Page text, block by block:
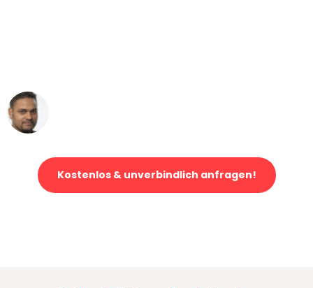
Kostenlos & unverbindlich anfragen!